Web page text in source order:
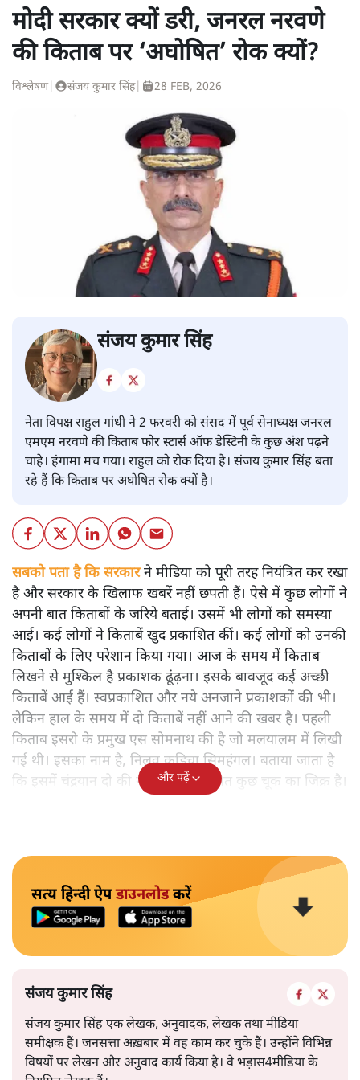
मोदी सरकार क्यों डरी, जनरल नरवणे
की किताब पर ‘अघोषित’ रोक क्यों?
विश्लेषण| संजय कुमार सिंह| 28 FEB, 2026
संजय कुमार सिंह
नेता विपक्ष राहुल गांधी ने 2 फरवरी को संसद में पूर्व सेनाध्यक्ष जनरल
एमएम नरवणे की किताब फोर स्टार्स ऑफ डेस्टिनी के कुछ अंश पढ़ने
चाहे। हंगामा मच गया। राहुल को रोक दिया है। संजय कुमार सिंह बता
रहे हैं कि किताब पर अघोषित रोक क्यों है।
सबको पता है कि सरकारने मीडिया को पूरी तरह नियंत्रित कर रखा
है और सरकार के खिलाफ खबरें नहीं छपती हैं। ऐसे में कुछ लोगों ने
अपनी बात किताबों के जरिये बताई। उसमें भी लोगों को समस्या
आई। कई लोगों ने किताबें खुद प्रकाशित कीं। कई लोगों को उनकी
किताबों के लिए परेशान किया गया। आज के समय में किताब
लिखने से मुश्किल है प्रकाशक ढूंढ़ना। इसके बावजूद कई अच्छी
किताबें आई हैं। स्वप्रकाशित और नये अनजाने प्रकाशकों की भी।
लेकिन हाल के समय में दो किताबें नहीं आने की खबर है। पहली
किताब इसरो के प्रमुख एस सोमनाथ की है जो मलयालम में लिखी
गई थी। इसका नाम है, निलवु कुडिचा सिमहंगल। बताया जाता है
कि इसमें चंद्रयान दो की नाकामी से संबंधित कुछ चूक का जिक्र है।
और पढ़ें
सत्य हिन्दी ऐपडाउनलोडकरें
संजय कुमार सिंह
संजय कुमार सिंह एक लेखक, अनुवादक, लेखक तथा मीडिया
समीक्षक हैं। जनसत्ता अख़बार में वह काम कर चुके हैं। उन्होंने विभिन्न
विषयों पर लेखन और अनुवाद कार्य किया है। वे भड़ास4मीडिया के